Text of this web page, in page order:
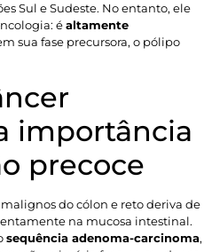
Sul e Sudeste. No entanto, ele
éaltamente
sua fase precursora, o pólipo
importância
precoce
do cólon e reto deriva de
na mucosa intestinal.
sequência adenoma-carcinoma,